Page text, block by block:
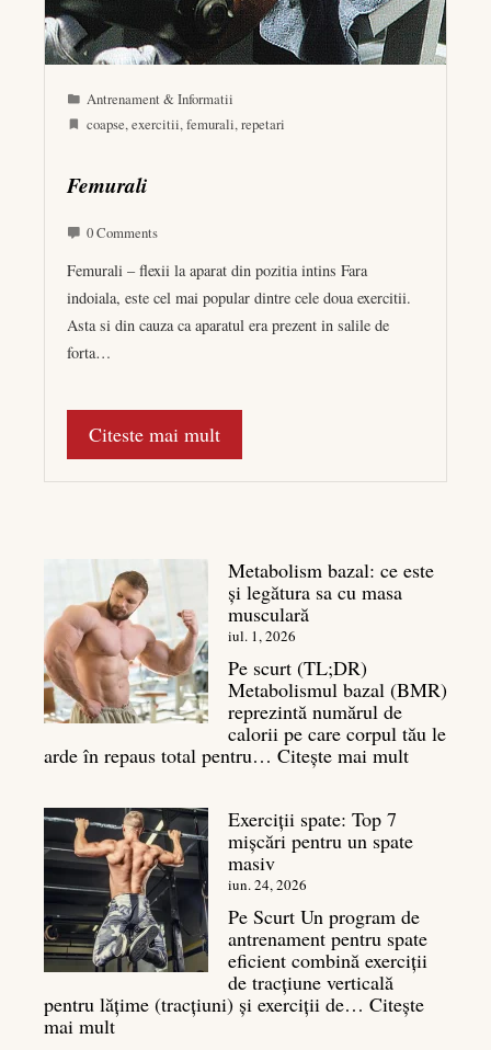
Antrenament & Informatii
coapse, exercitii, femurali, repetari
Femurali
0 Comments
Femurali – flexii la aparat din pozitia intins Fara
indoiala, este cel mai popular dintre cele doua exercitii.
Asta si din cauza ca aparatul era prezent in salile de
forta…
Citeste mai mult
Metabolism bazal: ce este
și legătura sa cu masa
musculară
iul. 1, 2026
Pe scurt (TL;DR)
Metabolismul bazal (BMR)
reprezintă numărul de
calorii pe care corpul tău le
arde în repaus total pentru… Citește mai mult:
este
sa
cu
masa
musculară
Exerciții spate: Top 7
mișcări pentru un spate
masiv
iun. 24, 2026
Pe Scurt Un program de
antrenament pentru spate
eficient combină exerciții
de tracțiune verticală
pentru lățime (tracțiuni) și exerciții de… Citește
mai mult: